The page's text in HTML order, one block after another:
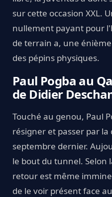
sur cette occasion XXL.
nullement payant pour
de terrain a, une
des pépins physiques.
Paul Pogba au
de Didier
Touché au genou, Paul
résigner et passer par la
septembre dernier.
le bout du tunnel. Selon
retour est même
de le voir présent face